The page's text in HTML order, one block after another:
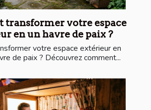
transformer votre espace
en un havre de paix ?
votre espace extérieur en
de paix ? Découvrez comment...